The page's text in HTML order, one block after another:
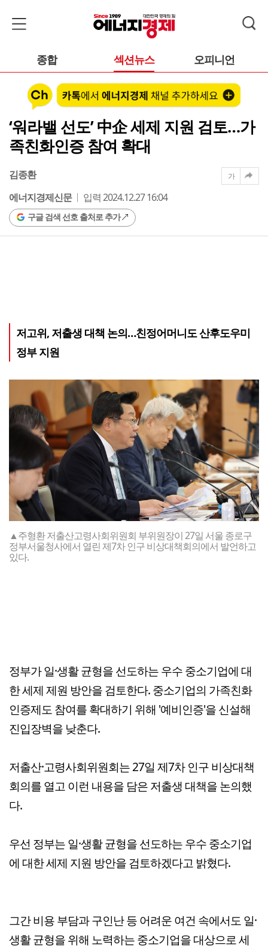
종합 섹션뉴스 오피니언
‘워라밸 선도’ 中企 세제 지원 검토…가
족친화인증 참여 확대
김종환
에너지경제신문
입력 2024.12.27 16:04
구글 검색 선호 출처로 추가
가
저고위, 저출생 대책 논의…친정어머니도 산후도우미
정부 지원
▲주형환 저출산고령사회위원회 부위원장이 27일 서울 종로구
정부서울청사에서 열린 제7차 인구 비상대책회의에서 발언하고
있다.
정부가 일·생활 균형을 선도하는 우수 중소기업에 대
한 세제 제원 방안을 검토한다. 중소기업의 가족친화
인증제도 참여를 확대하기 위해 '예비인증'을 신설해
진입장벽을 낮춘다.
저출산·고령사회위원회는 27일 제7차 인구 비상대책
회의를 열고 이런 내용을 담은 저출생 대책을 논의했
다.
우선 정부는 일·생활 균형을 선도하는 우수 중소기업
에 대한 세제 지원 방안을 검토하겠다고 밝혔다.
그간 비용 부담과 구인난 등 어려운 여건 속에서도 일·
생활 균형을 위해 노력하는 중소기업을 대상으로 세